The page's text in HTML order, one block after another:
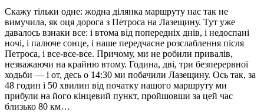
Скажу тільки одне: жодна ділянка маршруту нас так не
вимучила, як оця дорога з Петроса на Лазещину. Тут уже
давалось взнаки все: і втома від попередніх днів, і недоспані
ночі, і палюче сонце, і наше передчасне розслаблення після
Петроса, і все-все-все. Причому, ми не робили привалів,
незважаючи на крайню втому. Година, дві, три безперервної
ходьби — і от, десь о 14:30 ми побачили Лазещину. Ось так, за
48 годин і 50 хвилин від початку нашого маршруту ми
прибули на його кінцевий пункт, пройшовши за цей час
близько 80 км…